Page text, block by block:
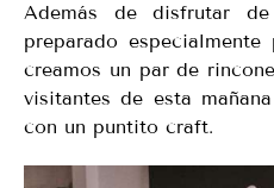
Además de disfrutar
preparado
creamos un par de
visitantes de esta
con un puntito craft.